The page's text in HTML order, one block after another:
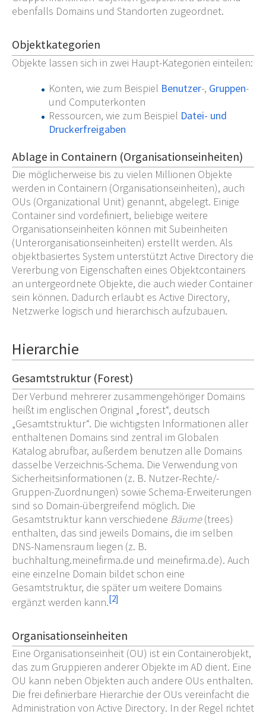
ebenfalls Domains und Standorten zugeordnet.
Objektkategorien
Objekte lassen sich in zwei Haupt-Kategorien einteilen:
Konten, wie zum Beispiel Benutzer-, Gruppen-
und Computerkonten
Ressourcen, wie zum Beispiel Datei- und
Druckerfreigaben
Ablage in Containern (Organisationseinheiten)
Die möglicherweise bis zu vielen Millionen Objekte
werden in Containern (Organisationseinheiten), auch
OUs (Organizational Unit) genannt, abgelegt. Einige
Container sind vordefiniert, beliebige weitere
Organisationseinheiten können mit Subeinheiten
(Unterorganisationseinheiten) erstellt werden. Als
objektbasiertes System unterstützt Active Directory die
Vererbung von Eigenschaften eines Objektcontainers
an untergeordnete Objekte, die auch wieder Container
sein können. Dadurch erlaubt es Active Directory,
Netzwerke logisch und hierarchisch aufzubauen.
Hierarchie
Gesamtstruktur (Forest)
Der Verbund mehrerer zusammengehöriger Domains
heißt im englischen Original „forest“, deutsch
„Gesamtstruktur“. Die wichtigsten Informationen aller
enthaltenen Domains sind zentral im Globalen
Katalog abrufbar, außerdem benutzen alle Domains
dasselbe Verzeichnis-Schema. Die Verwendung von
Sicherheitsinformationen (z. B. Nutzer-Rechte/-
Gruppen-Zuordnungen) sowie Schema-Erweiterungen
sind so Domain-übergreifend möglich. Die
Gesamtstruktur kann verschiedene Bäume(trees)
enthalten, das sind jeweils Domains, die im selben
DNS-Namensraum liegen (z. B.
buchhaltung.meinefirma.de und meinefirma.de). Auch
eine einzelne Domain bildet schon eine
Gesamtstruktur, die später um weitere Domains
ergänzt werden kann.[2]
Organisationseinheiten
Eine Organisationseinheit (OU) ist ein Containerobjekt,
das zum Gruppieren anderer Objekte im AD dient. Eine
OU kann neben Objekten auch andere OUs enthalten.
Die frei definierbare Hierarchie der OUs vereinfacht die
Administration von Active Directory. In der Regel richtet